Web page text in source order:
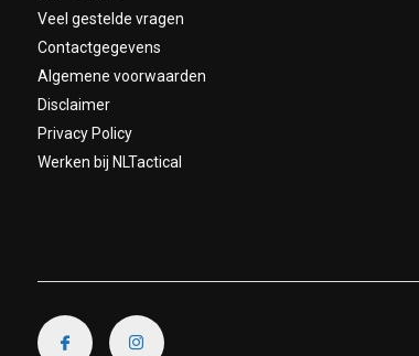
Veel gestelde vragen
Contactgegevens
Algemene voorwaarden
Disclaimer
Privacy Policy
Werken bij NLTactical